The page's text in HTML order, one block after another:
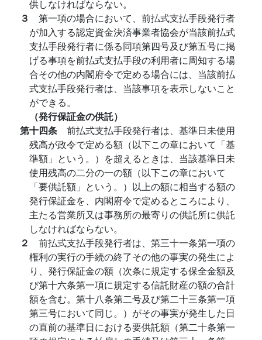
供しなければならない。
３ 第一項の場合において、前払式支払手段発行者
が加入する認定資金決済事業者協会が当該前払式
支払手段発行者に係る同項第四号及び第五号に掲
げる事項を前払式支払手段の利用者に周知する場
合その他の内閣府令で定める場合には、当該前払
式支払手段発行者は、当該事項を表示しないこと
ができる。
（発行保証金の供託）
第十四条 前払式支払手段発行者は、基準日未使用
残高が政令で定める額（以下この章において「基
準額」という。）を超えるときは、当該基準日未
使用残高の二分の一の額（以下この章において
「要供託額」という。）以上の額に相当する額の
発行保証金を、内閣府令で定めるところにより、
主たる営業所又は事務所の最寄りの供託所に供託
しなければならない。
２ 前払式支払手段発行者は、第三十一条第一項の
権利の実行の手続の終了その他の事実の発生によ
り、発行保証金の額（次条に規定する保全金額及
び第十六条第一項に規定する信託財産の額の合計
額を含む。第十八条第二号及び第二十三条第一項
第三号において同じ。）がその事実が発生した日
の直前の基準日における要供託額（第二十条第一